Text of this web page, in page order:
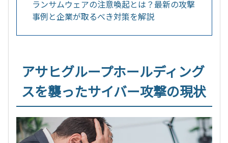
ランサムウェアの注意喚起とは？最新の攻撃
事例と企業が取るべき対策を解説
アサヒグループホールディング
スを襲ったサイバー攻撃の現状